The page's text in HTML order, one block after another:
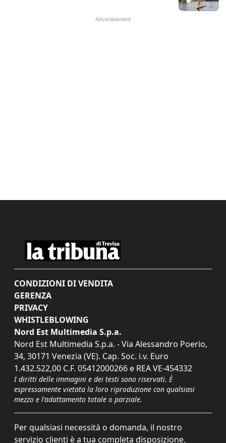
CONDIZIONI DI VENDITA
GERENZA
PRIVACY
WHISTLEBLOWING
Nord Est Multimedia S.p.a.
Nord Est Multimedia S.p.a. - Via Alessandro Poerio,
34, 30171 Venezia (VE). Cap. Soc. i.v. Euro
1.432.522,00 C.F. 05412000266 e REA VE-454332
I diritti delle immagini e dei testi sono riservati. È
espressamente vietata la loro riproduzione con qualsiasi
mezzo e l'adattamento totale o parziale.
Per qualsiasi necessità o domanda, il nostro
servizio clienti è a tua completa disposizione.